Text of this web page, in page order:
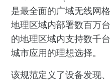
是最全面的广域无线网
地理区域内部署数百万
的地理区域内支持数千
城市应用的理想选择。
该规范定义了设备发现